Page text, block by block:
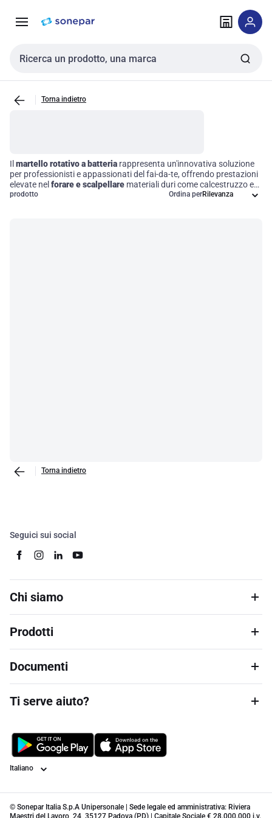
navigazione alla
Cerca input
Torna indietro
Il martello rotativo a batteria rappresenta un'innovativa soluzione
per professionisti e appassionati del fai-da-te, offrendo prestazioni
elevate nel forare e scalpellare materiali duri come calcestruzzo e
muratura. Grazie alla sua alimentazione a batteria, questo
prodotto Ordina per
Torna indietro
Seguici sui social
Chi siamo
Prodotti
Documenti
Ti serve aiuto?
Lingua
© Sonepar Italia S.p.A Unipersonale | Sede legale ed amministrativa: Riviera
Maestri del Lavoro, 24, 35127 Padova (PD) | Capitale Sociale € 28.000.000 i.v.